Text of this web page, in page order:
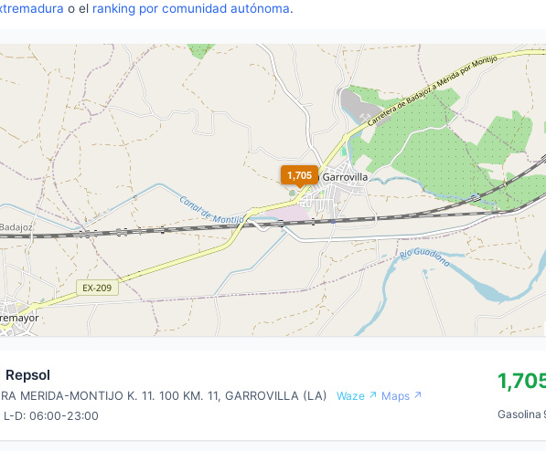
o el ranking por comunidad autónoma.
1,705
Repsol
MERIDA-MONTIJO K. 11. 100 KM. 11, GARROVILLA (LA) Waze ↗ Maps ↗
L-D: 06:00-23:00 Gasolina